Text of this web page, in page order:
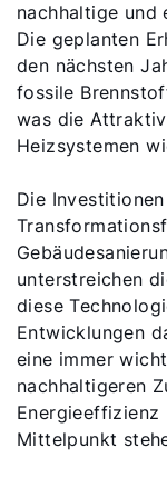
nachhaltige und
Die geplanten
den nächsten
fossile
was die
Heizsystemen
Die
unterstreichen
diese
Entwicklungen
eine immer
nachhaltigeren
Energieeffizienz
Mittelpunkt